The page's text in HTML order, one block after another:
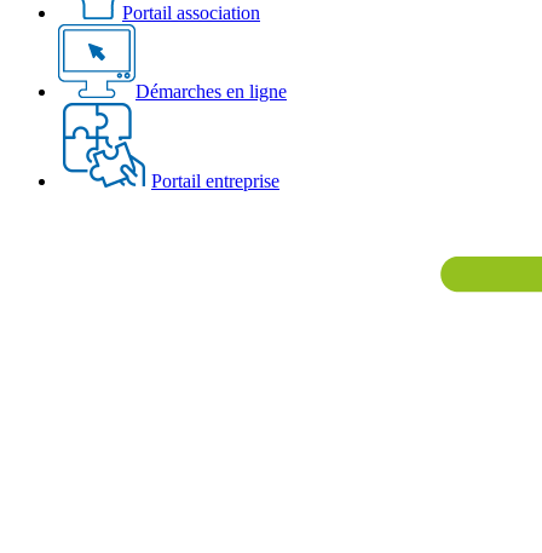
Portail association
Démarches en ligne
Portail entreprise